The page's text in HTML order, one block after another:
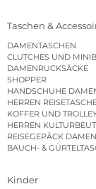
Taschen &
DAMENTASCHEN
CLUTCHES UND
DAMENRUCKSÄCKE
SHOPPER
HANDSCHUHE
HERREN
KOFFER UND
HERREN
REISEGEPÄCK DAMEN
BAUCH- &
Kinder